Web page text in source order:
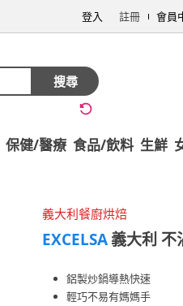
登入 註冊 會員
搜尋
保健/醫療 食品/飲料 生鮮
義大利餐廚烘焙
EXCELSA義大利
鋁製炒鍋導熱快速
輕巧不易有媽媽手